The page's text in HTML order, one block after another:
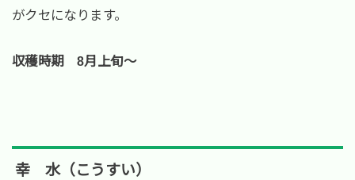
がクセになります。
収穫時期 8月上旬～
幸 水（こうすい）